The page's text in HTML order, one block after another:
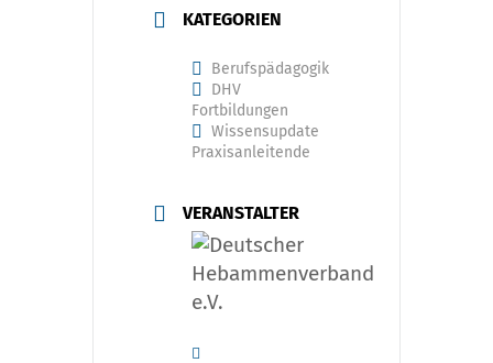
KATEGORIEN
Berufspädagogik
DHV
Fortbildungen
Wissensupdate
Praxisanleitende
VERANSTALTER